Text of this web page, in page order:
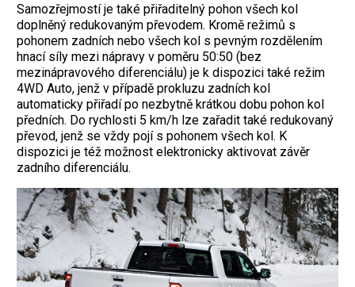
Samozřejmostí je také přiřaditelný pohon všech kol
doplněný redukovaným převodem. Kromě režimů s
pohonem zadních nebo všech kol s pevným rozdělením
hnací síly mezi nápravy v poměru 50:50 (bez
mezinápravového diferenciálu) je k dispozici také režim
4WD Auto, jenž v případě prokluzu zadních kol
automaticky přiřadí po nezbytně krátkou dobu pohon kol
předních. Do rychlosti 5 km/h lze zařadit také redukovaný
převod, jenž se vždy pojí s pohonem všech kol. K
dispozici je též možnost elektronicky aktivovat závěr
zadního diferenciálu.